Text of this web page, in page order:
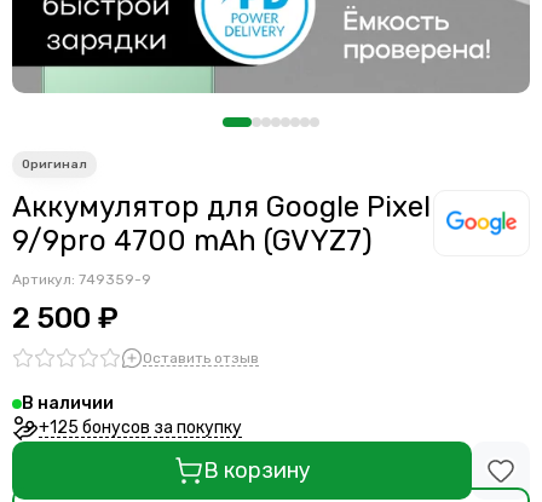
Аккумулятор для Google Pixel
9/9pro 4700 mAh (GVYZ7)
Артикул: 749359-9
2 500 ₽
Оставить отзыв
В наличии
+125 бонусов за покупку
В корзину